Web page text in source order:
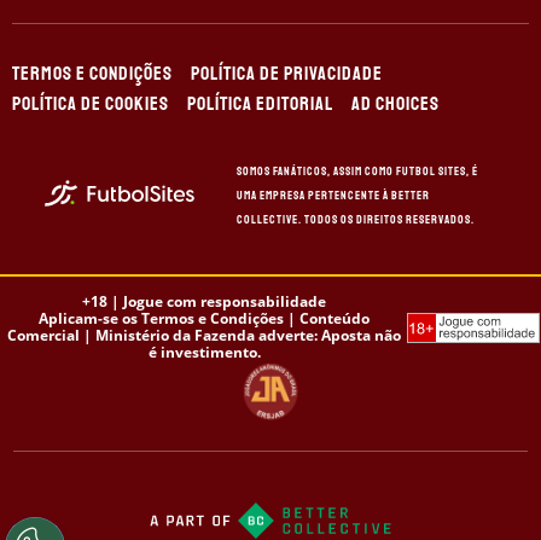
TERMOS E CONDIÇÕES
POLÍTICA DE PRIVACIDADE
POLÍTICA DE COOKIES
POLÍTICA EDITORIAL AD CHOICES
Somos Fanáticos, assim como Futbol Sites, é
uma empresa pertencente à Better
Collective. Todos os direitos reservados.
+18 | Jogue com responsabilidade
Aplicam-se os Termos e Condições | Conteúdo
Comercial | Ministério da Fazenda adverte: Aposta não
é investimento.